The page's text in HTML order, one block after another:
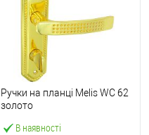
В наявності
Ручки на планці Melis WC 62
золото